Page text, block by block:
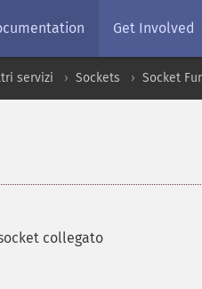
Get Involved
servizi Sockets Socket
collegato